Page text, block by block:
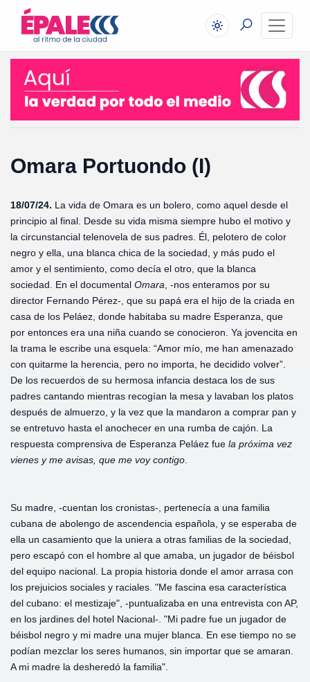
Omara Portuondo (I)
18/07/24. La vida de Omara es un bolero, como aquel desde el
principio al final. Desde su vida misma siempre hubo el motivo y
la circunstancial telenovela de sus padres. Él, pelotero de color
negro y ella, una blanca chica de la sociedad, y más pudo el
amor y el sentimiento, como decía el otro, que la blanca
sociedad. En el documental Omara , -nos enteramos por su
director Fernando Pérez-, que su papá era el hijo de la criada en
casa de los Peláez, donde habitaba su madre Esperanza, que
por entonces era una niña cuando se conocieron. Ya jovencita en
la trama le escribe una esquela: “Amor mío, me han amenazado
con quitarme la herencia, pero no importa, he decidido volver”.
De los recuerdos de su hermosa infancia destaca los de sus
padres cantando mientras recogían la mesa y lavaban los platos
después de almuerzo, y la vez que la mandaron a comprar pan y
se entretuvo hasta el anochecer en una rumba de cajón. La
respuesta comprensiva de Esperanza Peláez fue la próxima vez
vienes y me avisas, que me voy contigo
Su madre, -cuentan los cronistas-, pertenecía a una familia
cubana de abolengo de ascendencia española, y se esperaba de
ella un casamiento que la uniera a otras familias de la sociedad,
pero escapó con el hombre al que amaba, un jugador de béisbol
del equipo nacional. La propia historia donde el amor arrasa con
los prejuicios sociales y raciales. "Me fascina esa característica
del cubano: el mestizaje", -puntualizaba en una entrevista con AP,
en los jardines del hotel Nacional-. "Mi padre fue un jugador de
béisbol negro y mi madre una mujer blanca. En ese tiempo no se
podían mezclar los seres humanos, sin importar que se amaran.
A mi madre la desheredó la familia".